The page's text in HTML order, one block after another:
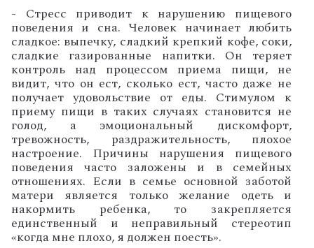
- Стресс приводит к нарушению пищевого
поведения и сна. Человек начинает любить
сладкое: выпечку, сладкий крепкий кофе, соки,
сладкие газированные напитки. Он теряет
контроль над процессом приема пищи, не
видит, что он ест, сколько ест, часто даже не
получает удовольствие от еды. Стимулом к
приему пищи в таких случаях становится не
голод, а эмоциональный дискомфорт,
тревожность, раздражительность, плохое
настроение. Причины нарушения пищевого
поведения часто заложены и в семейных
отношениях. Если в семье основной заботой
матери является только желание одеть и
накормить ребенка, то закрепляется
единственный и неправильный стереотип
«когда мне плохо, я должен поесть».